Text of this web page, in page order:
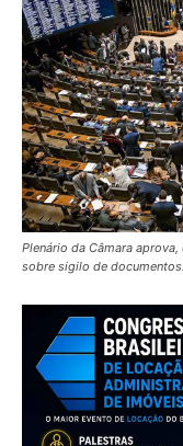
Plenário da Câmara
sobre sigilo de documentos.